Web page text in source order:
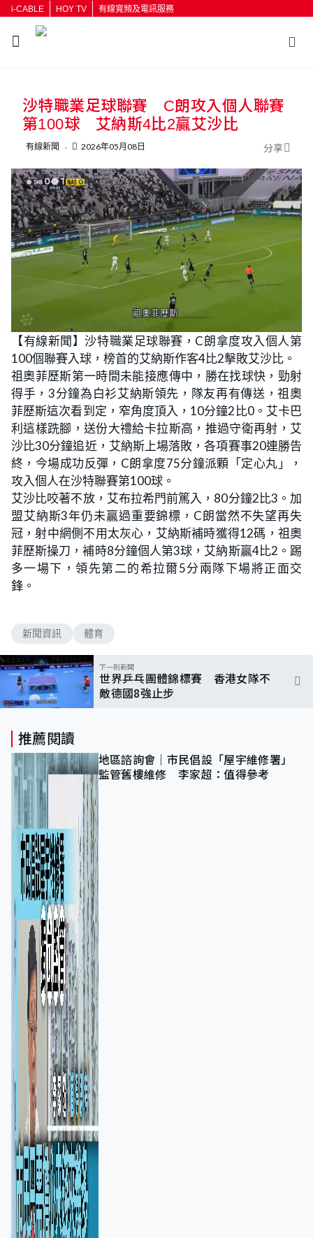
i-CABLE HOY TV 有線寬頻及電訊服務
按輸入鍵開始搜尋
沙特職業足球聯賽 C朗攻入個人聯賽
第100球 艾納斯4比2贏艾沙比
有線新聞 2026年05月08日 分享
【有線新聞】沙特職業足球聯賽，C朗拿度攻入個人第
100個聯賽入球，榜首的艾納斯作客4比2擊敗艾沙比。
祖奧菲歷斯第一時間未能接應傳中，勝在找球快，勁射
得手，3分鐘為白衫艾納斯領先，隊友再有傳送，祖奧
菲歷斯這次看到定，窄角度頂入，10分鐘2比0。艾卡巴
利這樣跣腳，送份大禮給卡拉斯高，推過守衛再射，艾
沙比30分鐘追近，艾納斯上場落敗，各項賽事20連勝告
終，今場成功反彈，C朗拿度75分鐘派顆「定心丸」，
攻入個人在沙特聯賽第100球。
艾沙比咬著不放，艾布拉希門前篤入，80分鐘2比3。加
盟艾納斯3年仍未贏過重要錦標，C朗當然不失望再失
冠，射中網側不用太灰心，艾納斯補時獲得12碼，祖奧
菲歷斯操刀，補時8分鐘個人第3球，艾納斯贏4比2。踢
多一場下，領先第二的希拉爾5分兩隊下場將正面交
鋒。
新聞資訊 體育
下一則新聞
世界乒乓團體錦標賽 香港女隊不
敵德國8強止步
推薦閱讀
地區諮詢會｜市民倡設「屋宇維修署」
監管舊樓維修 李家超：值得參考